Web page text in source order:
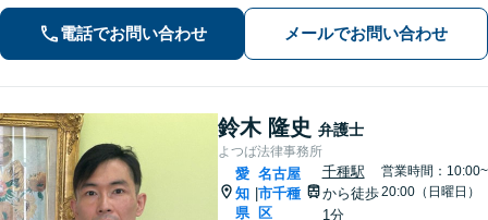
い】不動産は高額な財産が関わる問
題。関連士業と連携し、円滑な解決を
目指します
電話でお問い合わせ メールでお問い合わせ
鈴木 隆史 弁護士
よつば法律事務所
愛
知
県
|
名古屋
市千種
区
千種駅
から徒歩
1分
営業時間：10:00~
20:00（日曜日）